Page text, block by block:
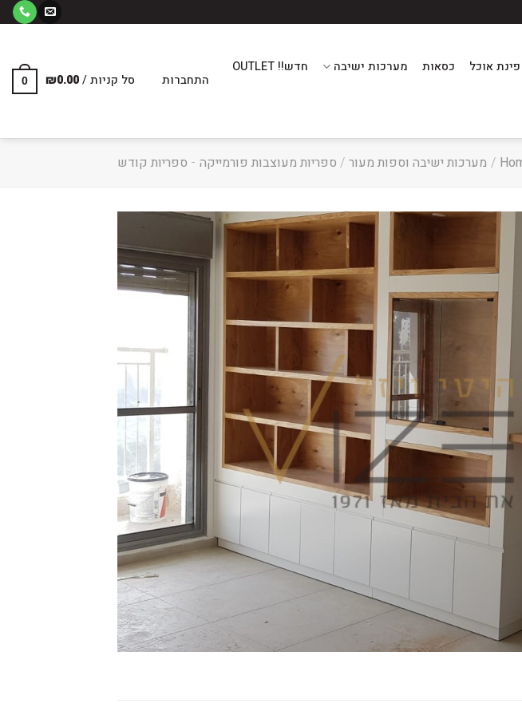
אוכל כסאות מערכות ישיבה
חדש!! OUTLET
התחברות סל קניות / ₪0.00
0
/ מערכות ישיבה וספות מעור / ספריות מעוצבות פורמייקה - ספריות קודש